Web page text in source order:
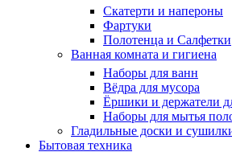
Скатерти и напероны
Фартуки
Полотенца и Салфетки
Ванная комната и гигиена
Наборы для ванн
Вёдра для мусора
Ёршики и держатели
Наборы для мытья
Гладильные доски и
Бытовая техника